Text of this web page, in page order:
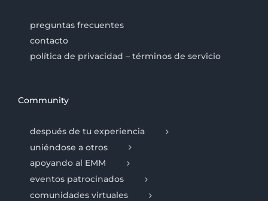
preguntas frecuentes
contacto
política de privacidad – términos de servicio
Community
después de tu experiencia
uniéndose a otros
apoyando al EMM
eventos patrocinados
comunidades virtuales